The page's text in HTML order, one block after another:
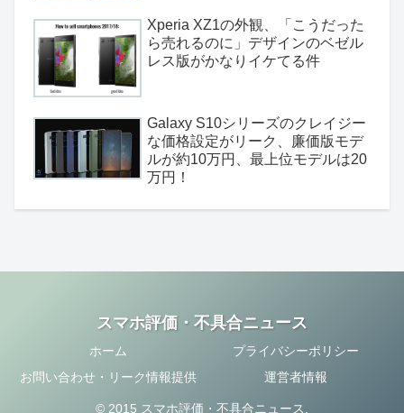
Xperia XZ1の外観、「こうだった
ら売れるのに」デザインのベゼル
レス版がかなりイケてる件
Galaxy S10シリーズのクレイジー
な価格設定がリーク、廉価版モデ
ルが約10万円、最上位モデルは20
万円！
スマホ評価・不具合ニュース
ホーム
プライバシーポリシー
お問い合わせ・リーク情報提供
運営者情報
© 2015 スマホ評価・不具合ニュース.